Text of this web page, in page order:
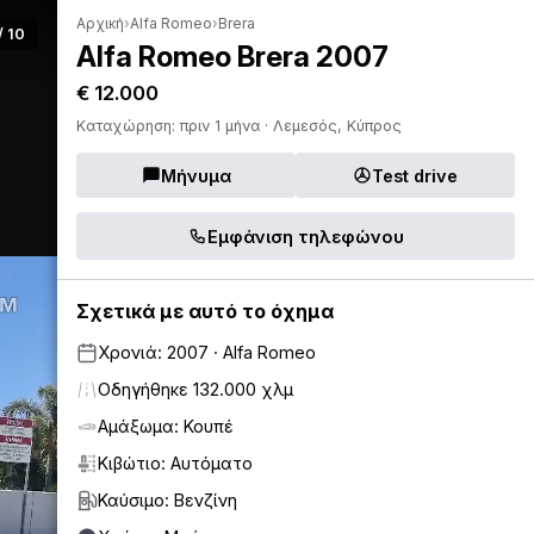
10
Αρχική›Alfa Romeo›Brera
Alfa Romeo Brera 2007
€ 12.000
Καταχώρηση: πριν 1 μήνα · Λεμεσός, Κύπρος
Μήνυμα Test drive
Εμφάνιση τηλεφώνου
Σχετικά με αυτό το όχημα
Χρονιά: 2007 · Alfa Romeo
Οδηγήθηκε 132.000 χλμ
Αμάξωμα: Κουπέ
Κιβώτιο: Αυτόματο
Καύσιμο: Βενζίνη